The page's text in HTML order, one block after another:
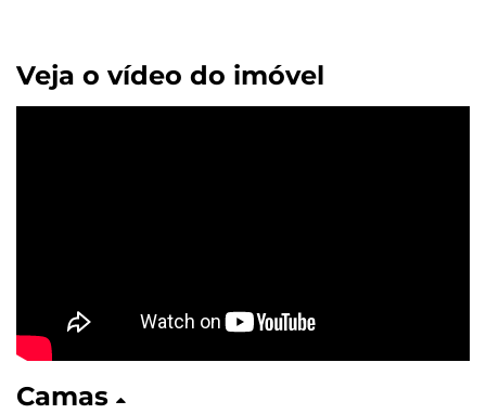
Veja o vídeo do imóvel
Camas